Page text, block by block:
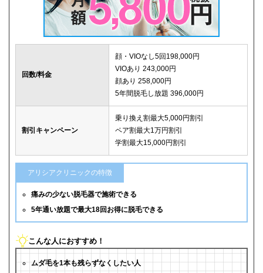
回数/料金
顔・VIOなし5回198,000円
VIOあり 243,000円
顔あり 258,000円
5年間脱毛し放題 396,000円
割引キャンペーン
乗り換え割最大5,000円割引
ペア割最大1万円割引
学割最大15,000円割引
アリシアクリニックの特徴
痛みの少ない脱毛器で施術できる
5年通い放題で最大18回お得に脱毛できる
こんな人におすすめ！
ムダ毛を1本も残らずなくしたい人